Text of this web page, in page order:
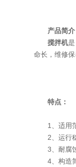
产品简
搅拌机
命长，维修
特点：
1、适用
2、运行
3、耐腐
4、构造